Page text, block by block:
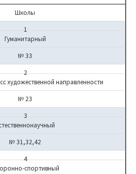
Школы
1
Гуманитарный
№ 33
2
художественной направленности
№ 23
3
№ 31,32,42
4
спортивный